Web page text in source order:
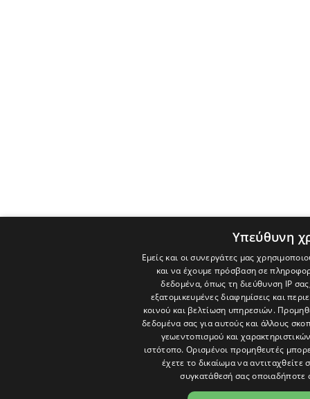
Υπεύθυνη
Εμείς και οι συνεργάτες μας
και να έχουμε πρόσβαση σε
δεδομένα, όπως τη διεύθυνση IP
εξατομικευμένες διαφημίσεις και
κοινού και βελτίωση υπηρεσιών.
δεδομένα σας για αυτούς και άλλους
γεωεντοπισμού και
ιστότοπο. Ορισμένοι προμηθευτές
έχετε το δικαίωμα να αντιταχθείτε
συγκατάθεσή σας οποιαδήποτε